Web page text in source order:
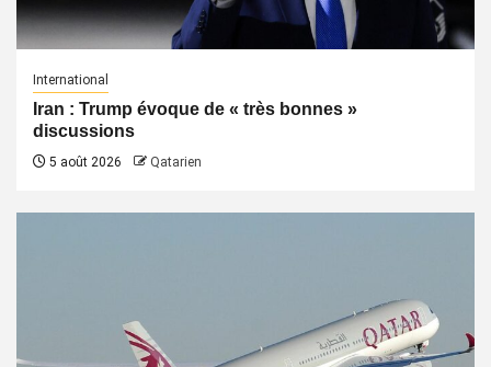
International
Iran : Trump évoque de « très bonnes »
discussions
5 août 2026 Qatarien